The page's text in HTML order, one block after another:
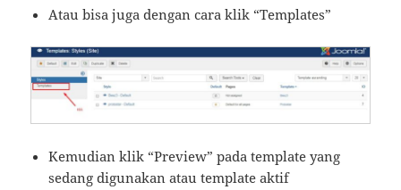
Atau bisa juga dengan cara klik “Templates”
Kemudian klik “Preview” pada template yang
sedang digunakan atau template aktif